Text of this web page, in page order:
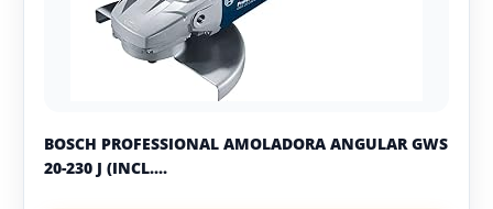
BOSCH PROFESSIONAL AMOLADORA ANGULAR GWS
20-230 J (INCL....